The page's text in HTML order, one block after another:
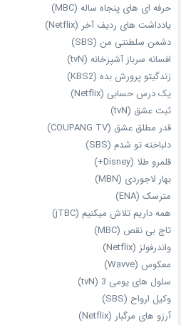
حرفه‌ ای‌ های پنجاه‌ ساله (MBC)
یادداشت‌ های ردیف آخر (Netflix)
دشمن سلطنتی من (SBS)
افسانه سرباز آشپزخانه (tvN)
زندگیتو پرورش بده (KBS2)
یک درس حسابی (Netflix)
ثبت عشق (tvN)
قدر مطلق عشق (COUPANG TV)
دلباخته تو شدم (SBS)
قلمرو طلا (Disney+)
بهار لاجوردی (MBN)
مترسک (ENA)
همه داریم تلاش میکنیم (jTBC)
تاج بی‌ نقص (MBC)
واندرفولز (Netflix)
معکوس (Wavve)
سلول های یومی 3 (tvN)
وکیل ارواح (SBS)
آرزو های مرگبار (Netflix)